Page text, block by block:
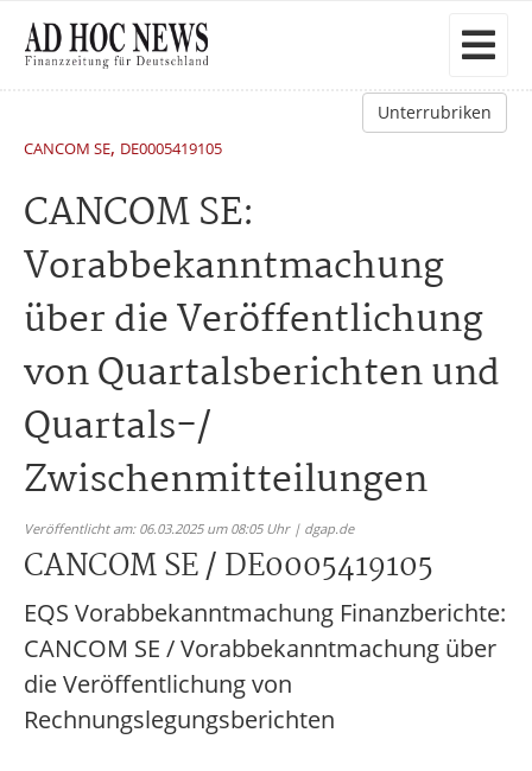
Unterrubriken
CANCOM SE, DE0005419105
CANCOM SE:
Vorabbekanntmachung
über die Veröffentlichung
von Quartalsberichten und
Quartals-/
Zwischenmitteilungen
Veröffentlicht am: 06.03.2025 um 08:05 Uhr | dgap.de
CANCOM SE / DE0005419105
EQS Vorabbekanntmachung Finanzberichte:
CANCOM SE / Vorabbekanntmachung über
die Veröffentlichung von
Rechnungslegungsberichten